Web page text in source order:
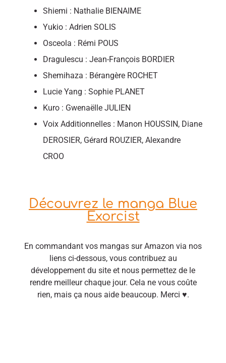
Shiemi : Nathalie BIENAIME
Yukio : Adrien SOLIS
Osceola : Rémi POUS
Dragulescu : Jean-François BORDIER
Shemihaza : Bérangère ROCHET
Lucie Yang : Sophie PLANET
Kuro : Gwenaëlle JULIEN
Voix Additionnelles : Manon HOUSSIN, Diane
DEROSIER, Gérard ROUZIER, Alexandre
CROO
Découvrez le manga Blue
Exorcist
En commandant vos mangas sur Amazon via nos
liens ci-dessous, vous contribuez au
développement du site et nous permettez de le
rendre meilleur chaque jour. Cela ne vous coûte
rien, mais ça nous aide beaucoup. Merci ♥.